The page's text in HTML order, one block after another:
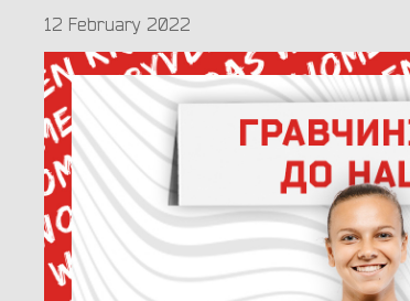
12 February 2022